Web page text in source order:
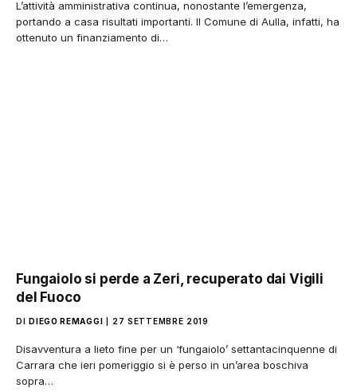
L’attività amministrativa continua, nonostante l’emergenza,
portando a casa risultati importanti. Il Comune di Aulla, infatti, ha
ottenuto un finanziamento di…
Fungaiolo si perde a Zeri, recuperato dai Vigili
del Fuoco
DI DIEGO REMAGGI 27 SETTEMBRE 2019
Disavventura a lieto fine per un ‘fungaiolo’ settantacinquenne di
Carrara che ieri pomeriggio si è perso in un’area boschiva
sopra…